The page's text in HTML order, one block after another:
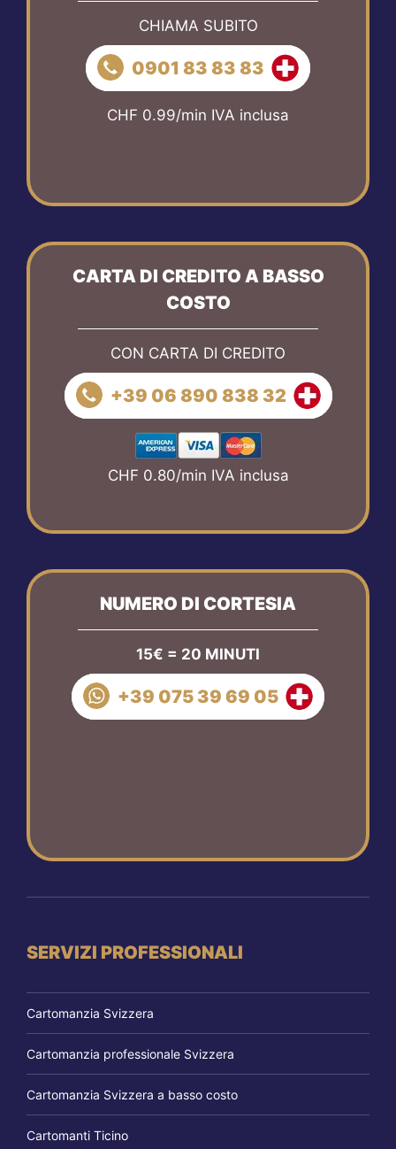
CHIAMA SUBITO
0901 83 83 83
CHF 0.99/min IVA inclusa
CARTA DI CREDITO A BASSO
COSTO
CON CARTA DI CREDITO
+39 06 890 838 32
CHF 0.80/min IVA inclusa
NUMERO DI CORTESIA
15€ = 20 MINUTI
+39 075 39 69 05
SERVIZI PROFESSIONALI
Cartomanzia Svizzera
Cartomanzia professionale Svizzera
Cartomanzia Svizzera a basso costo
Cartomanti Ticino